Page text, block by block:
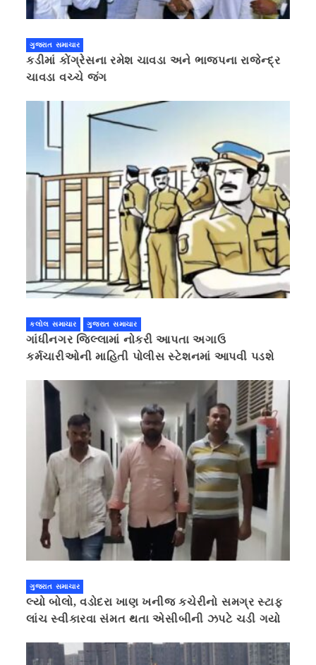
ગુજરાત સમાચાર
કડીમાં કોંગ્રેસના રમેશ ચાવડા અને ભાજપના રાજેન્દ્ર
ચાવડા વચ્ચે જંગ
કલોલ સમાચાર ગુજરાત સમાચાર
ગાંધીનગર જિલ્લામાં નોકરી આપતા અગાઉ
કર્મચારીઓની માહિતી પોલીસ સ્ટેશનમાં આપવી પડશે
ગુજરાત સમાચાર
લ્યો બોલો, વડોદરા ખાણ ખનીજ કચેરીનો સમગ્ર સ્ટાફ
લાંચ સ્વીકારવા સંમત થતા એસીબીની ઝપટે ચડી ગયો